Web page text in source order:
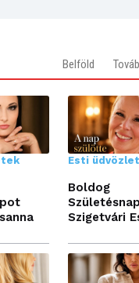
Belföld
Esti
Boldog
Szigetvári